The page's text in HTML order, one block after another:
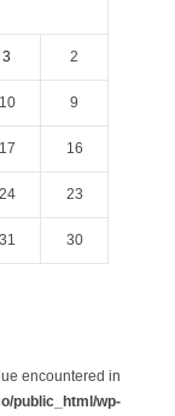
2
3
9
10
16
17
23
24
30
31
encountered in
public_html/wp-